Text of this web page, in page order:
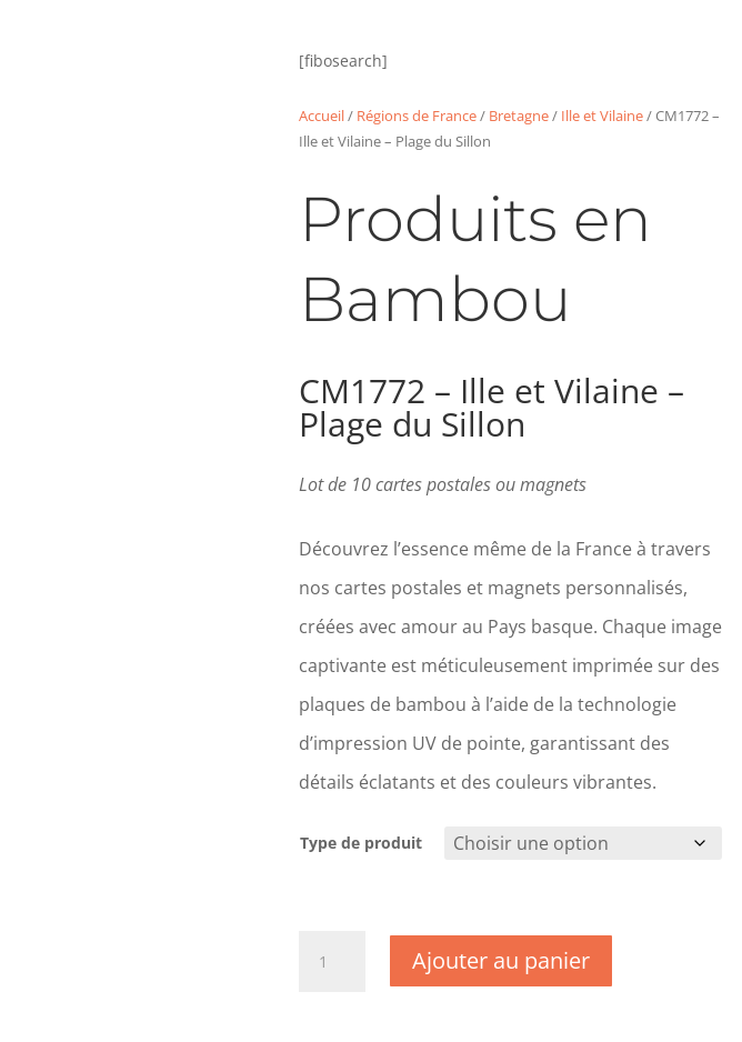
[fibosearch]
Accueil/ Régions de France/ Bretagne/ Ille et Vilaine/ CM1772 –
Ille et Vilaine – Plage du Sillon
Produits en
Bambou
CM1772 – Ille et Vilaine –
Plage du Sillon
Lot de 10 cartes postales ou magnets
Découvrez l’essence même de la France à travers
nos cartes postales et magnets personnalisés,
créées avec amour au Pays basque. Chaque image
captivante est méticuleusement imprimée sur des
plaques de bambou à l’aide de la technologie
d’impression UV de pointe, garantissant des
détails éclatants et des couleurs vibrantes.
Type de produit
Ajouter au panier